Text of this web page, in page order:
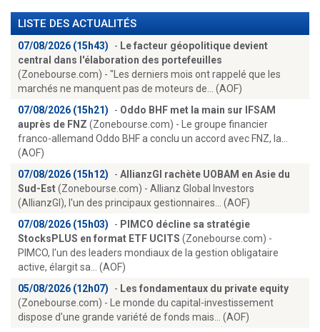
LISTE DES ACTUALITÉS
07/08/2026 (15h43) - Le facteur géopolitique devient
central dans l'élaboration des portefeuilles
(Zonebourse.com) - "Les derniers mois ont rappelé que les
marchés ne manquent pas de moteurs de... (AOF)
07/08/2026 (15h21)
- Oddo BHF met la main sur IFSAM
auprès de FNZ (Zonebourse.com) - Le groupe financier
franco-allemand Oddo BHF a conclu un accord avec FNZ, la...
(AOF)
07/08/2026 (15h12)
- AllianzGI rachète UOBAM en Asie du
Sud-Est(Zonebourse.com) - Allianz Global Investors
(AllianzGI), l'un des principaux gestionnaires... (AOF)
07/08/2026 (15h03)
- PIMCO décline sa stratégie
StocksPLUS en format ETF UCITS (Zonebourse.com) -
PIMCO, l'un des leaders mondiaux de la gestion obligataire
active, élargit sa... (AOF)
05/08/2026 (12h07)
- Les fondamentaux du private equity
(Zonebourse.com) - Le monde du capital-investissement
dispose d'une grande variété de fonds mais... (AOF)